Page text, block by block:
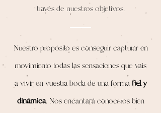
través de nuestros objetivos.
Nuestro propósito es conseguir capturar en
movimiento todas las sensaciones que vais
a vivir en vuestra boda de una formafiel y
dinámica. Nos encantará conoceros bien